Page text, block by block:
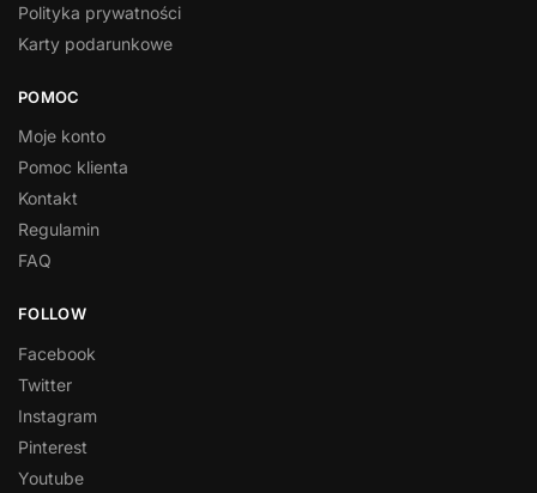
Polityka prywatności
Karty podarunkowe
POMOC
Moje konto
Pomoc klienta
Kontakt
Regulamin
FAQ
FOLLOW
Facebook
Twitter
Instagram
Pinterest
Youtube